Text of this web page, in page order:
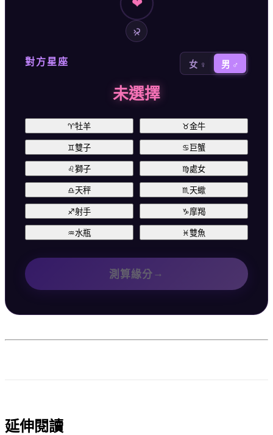
❤
對方星座 女 ♀ 男 ♂
未選擇
♈牡羊 ♉金牛
♊雙子 ♋ 巨蟹
♌獅子 ♍處女
♎天秤 ♏天蠍
♐射手 ♑摩羯
♒水瓶 ♓雙魚
測算緣分 →
延伸閱讀